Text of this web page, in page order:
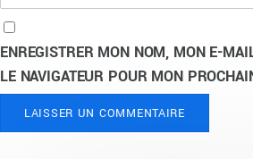
ENREGISTRER MON NOM, MON E-
LE NAVIGATEUR POUR MON